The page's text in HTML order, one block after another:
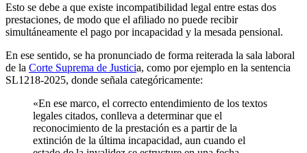
Esto se debe a que existe incompatibilidad legal entre estas dos
prestaciones, de modo que el afiliado no puede recibir
simultáneamente el pago por incapacidad y la mesada pensional.
En ese sentido, se ha pronunciado de forma reiterada la sala laboral
de la Corte Suprema de Justicia, como por ejemplo en la sentencia
SL1218-2025, donde señala categóricamente:
«En ese marco, el correcto entendimiento de los textos
legales citados, conlleva a determinar que el
reconocimiento de la prestación es a partir de la
extinción de la última incapacidad, aun cuando el